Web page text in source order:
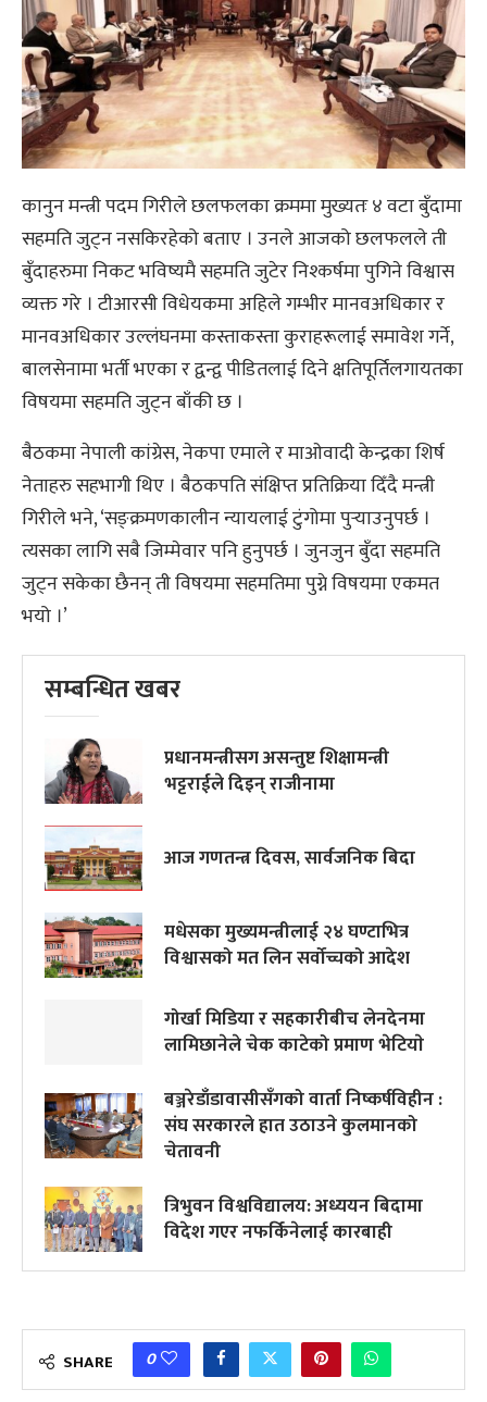
कानुन मन्त्री पदम गिरीले छलफलका क्रममा मुख्यतः ४ वटा बुँदामा
सहमति जुट्न नसकिरहेको बताए । उनले आजको छलफलले ती
बुँदाहरुमा निकट भविष्यमै सहमति जुटेर निश्कर्षमा पुगिने विश्वास
व्यक्त गरे । टीआरसी विधेयकमा अहिले गम्भीर मानवअधिकार र
मानवअधिकार उल्लंघनमा कस्ताकस्ता कुराहरूलाई समावेश गर्ने,
बालसेनामा भर्ती भएका र द्वन्द्व पीडितलाई दिने क्षतिपूर्तिलगायतका
विषयमा सहमति जुट्न बाँकी छ ।
बैठकमा नेपाली कांग्रेस, नेकपा एमाले र माओवादी केन्द्रका शिर्ष
नेताहरु सहभागी थिए । बैठकपति संक्षिप्त प्रतिक्रिया दिँदै मन्त्री
गिरीले भने, ‘सङ्क्रमणकालीन न्यायलाई टुंगोमा पुर्‍याउनुपर्छ ।
त्यसका लागि सबै जिम्मेवार पनि हुनुपर्छ । जुनजुन बुँदा सहमति
जुट्न सकेका छैनन् ती विषयमा सहमतिमा पुग्ने विषयमा एकमत
भयो ।’
सम्बन्धित खबर
प्रधानमन्त्रीस‌ग असन्तुष्ट शिक्षामन्त्री
भट्टराईले दिइन् राजीनामा
आज गणतन्त्र दिवस, सार्वजनिक बिदा
मधेसका मुख्यमन्त्रीलाई २४ घण्टाभित्र
विश्वासको मत लिन सर्वोच्चको आदेश
गोर्खा मिडिया र सहकारीबीच लेनदेनमा
लामिछानेले चेक काटेको प्रमाण भेटियाे
बञ्जरेडाँडावासीसँगको वार्ता निष्कर्षविहीन :
संघ सरकारले हात उठाउने कुलमानको
चेतावनी
त्रिभुवन विश्वविद्यालय: अध्ययन बिदामा
विदेश गएर नफर्किनेलाई कारबाही
SHARE 0